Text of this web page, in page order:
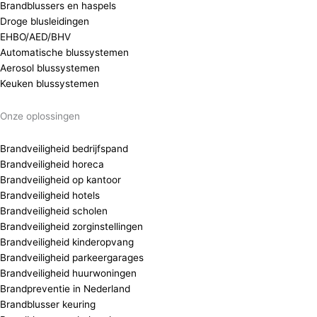
Brandblussers en haspels
Droge blusleidingen
EHBO/AED/BHV
Automatische blussystemen
Aerosol blussystemen
Keuken blussystemen
Onze oplossingen
Brandveiligheid bedrijfspand
Brandveiligheid horeca
Brandveiligheid op kantoor
Brandveiligheid hotels
Brandveiligheid scholen
Brandveiligheid zorginstellingen
Brandveiligheid kinderopvang
Brandveiligheid parkeergarages
Brandveiligheid huurwoningen
Brandpreventie in Nederland
Brandblusser keuring